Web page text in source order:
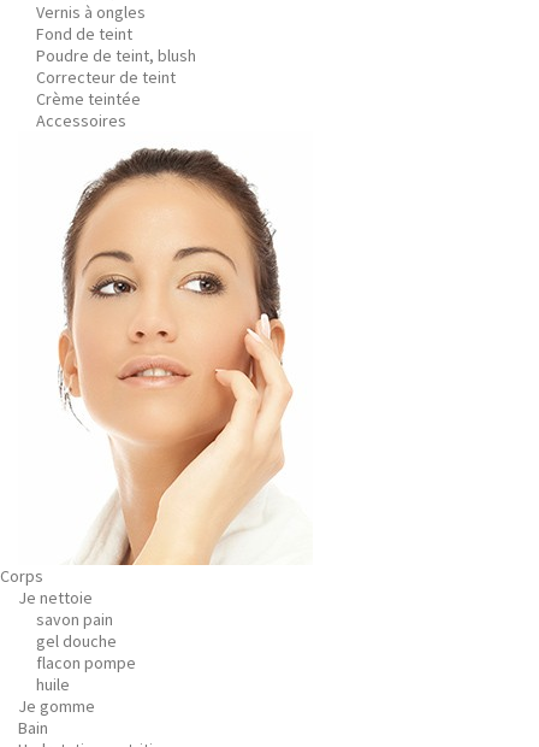
Vernis à ongles
Fond de teint
Poudre de teint, blush
Correcteur de teint
Crème teintée
Accessoires
Corps
Je nettoie
savon pain
gel douche
flacon pompe
huile
Je gomme
Bain